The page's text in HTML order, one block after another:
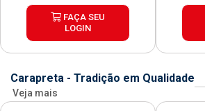
FAÇA SEU
LOGIN
Carapreta - Tradição em Qualidade
Veja mais